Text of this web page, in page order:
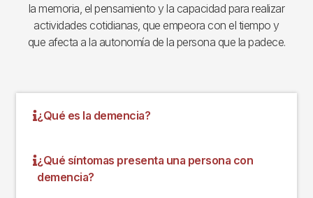
la memoria, el pensamiento y la capacidad para realizar
actividades cotidianas, que empeora con el tiempo y
que afecta a la autonomía de la persona que la padece.
¿Qué es la demencia?
¿Qué síntomas presenta una persona con
demencia?